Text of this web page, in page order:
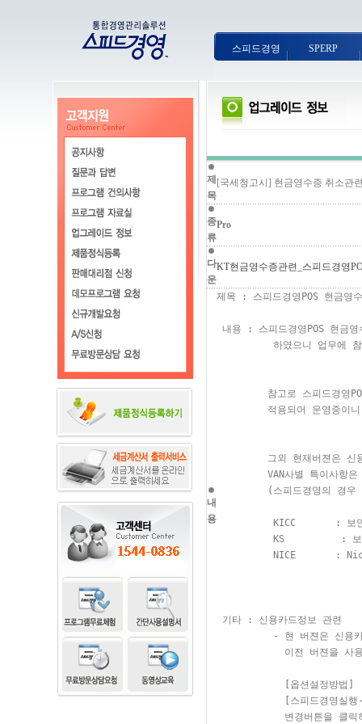
스피드경영 SPERP
제
목
[국세청고시] 현금영수증 취소관
종
류
Pro
다
운
KT현금영수증관련_스피드경영
내
용
제목 : 스피드경영POS 현금영
내용 : 스피드경영POS 현금
하였으니 업무에
참고로 스피드경영
적용되어 운영중이
그외 현재버젼은 신
VAN사별 특이사항
(스피드경영의 경
KICC       : 보
KS          : 보
NICE       :
기타 : 신용카드정보 관련
- 현 버젼은 신용
이전 버젼을 사
            [옵션설정방법]
[스피드경영실행